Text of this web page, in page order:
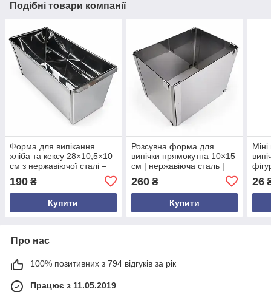
Подібні товари компанії
Форма для випікання
хліба та кексу 28×10,5×10
см з нержавіючої сталі –
прямокутна професійна
форма для духовки
190 ₴
Купити
Розсувна форма для
випічки прямокутна 10×15
см | нержавіюча сталь |
регулюється до 18×28 см |
Форма для тортів
260₴
Купити
26
Про нас
100% позитивних з 794 відгуків за рік
Працює з 11.05.2019